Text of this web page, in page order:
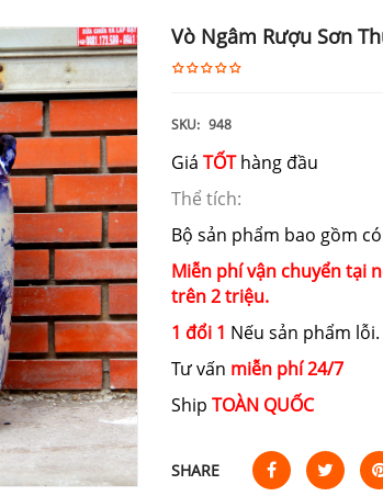
Vò Ngâm Rượu Sơn
SKU: 948
Giá TỐThàng đầu
Thể tích:
Bộ sản phẩm bao gồm
Miễn phí vận chuyển tại
trên 2 triệu.
1 đổi 1 Nếu sản phẩm lỗi.
Tư vấn miễn phí 24/7
Ship TOÀN QUỐC
SHARE